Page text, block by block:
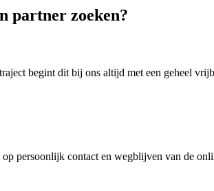
partner zoeken?
begint dit bij ons altijd met een geheel
persoonlijk contact en wegblijven van de